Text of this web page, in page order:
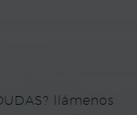
llámenos